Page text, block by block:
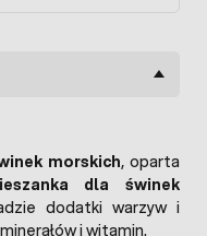
morskich, oparta
dla świnek
dodatki warzyw i
i witamin.